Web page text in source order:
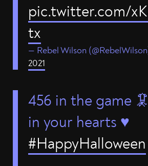
pic.twitter.com/
tx
— Rebel Wilson
2021
456 in the game
in your hearts ♥️
#HappyHalloween